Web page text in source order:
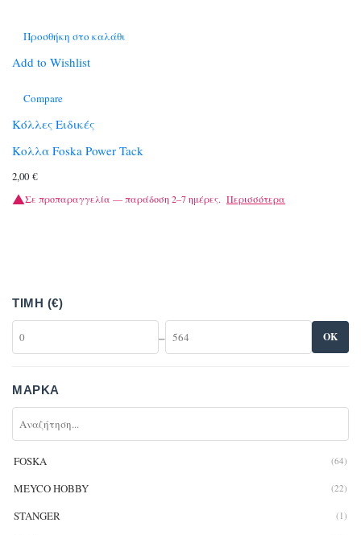
Προσθήκη στο καλάθι
Add to Wishlist
Compare
Κόλλες Ειδικές
Κολλα Foska Power Tack
2,00 €
Σε προπαραγγελία — παράδοση 2–7 ημέρες. Περισσότερα
ΤΙΜΉ (€)
– OK
ΜΆΡΚΑ
FOSKA (64)
MEYCO HOBBY (22)
STANGER (1)